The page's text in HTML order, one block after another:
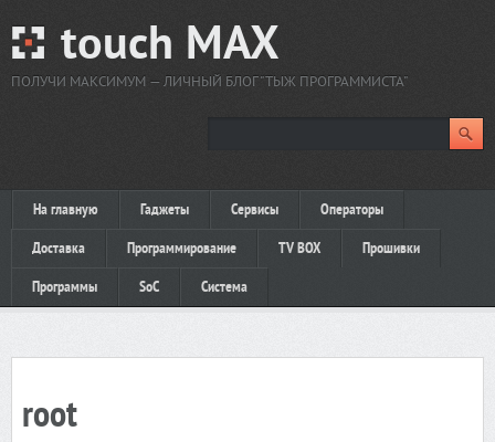
touch MAX
ПОЛУЧИ МАКСИМУМ — ЛИЧНЫЙ БЛОГ "ТЫЖ ПРОГРАММИСТА"
На главную Гаджеты Сервисы Операторы
Доставка Программирование TV BOX Прошивки
Программы SoC Система
root